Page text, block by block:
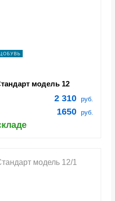
модель 12
2 310 руб.
1650 руб.